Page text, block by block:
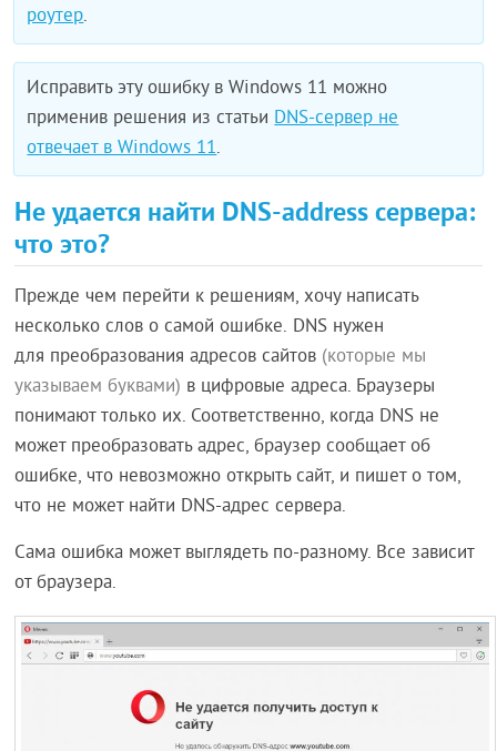
роутер.
Исправить эту ошибку в Windows 11 можно
применив решения из статьиDNS-сервер не
отвечает в Windows 11.
Не удается найти DNS-address сервера:
что это?
Прежде чем перейти к решениям, хочу написать
несколько слов о самой ошибке. DNS нужен
для преобразования адресов сайтов (которые мы
указываем буквами) в цифровые адреса. Браузеры
понимают только их. Соответственно, когда DNS не
может преобразовать адрес, браузер сообщает об
ошибке, что невозможно открыть сайт, и пишет о том,
что не может найти DNS-адрес сервера.
Сама ошибка может выглядеть по-разному. Все зависит
от браузера.